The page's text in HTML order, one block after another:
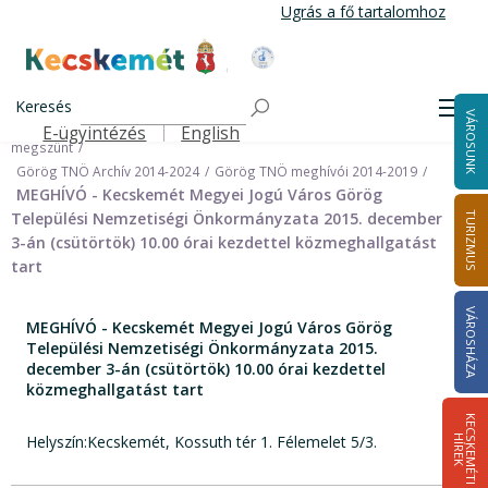
tartalomra
Ugrás a fő tartalomhoz
Kecskemét Város Honlapja
Keresés
Felső navigáció
E-ügyintézés English VÁROSUNK
TURIZMUS
VÁROSHÁZA
K
E
C
S
K
E
M
É
T
I
HÍ
R
E
K
Önkormányzat
Nemzetiségi Önkormányzatok
Görög Települési Nemzetiségi Önkormányzat (Archív) 2024.09.30-án
megszünt
Görög TNÖ Archív 2014-2024
Görög TNÖ meghívói 2014-2019
MEGHÍVÓ - Kecskemét Megyei Jogú Város Görög
Települési Nemzetiségi Önkormányzata 2015. december
3-án (csütörtök) 10.00 órai kezdettel közmeghallgatást
tart
MEGHÍVÓ - Kecskemét Megyei Jogú Város Görög
Települési Nemzetiségi Önkormányzata 2015.
december 3-án (csütörtök) 10.00 órai kezdettel
közmeghallgatást tart
Helyszín:Kecskemét, Kossuth tér 1. Félemelet 5/3.